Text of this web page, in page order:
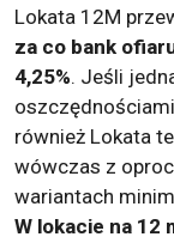
Lokata 12M
za co bank
4,25%. Jeśli
również Lokata
wówczas z
wariantach
W lokacie na 12